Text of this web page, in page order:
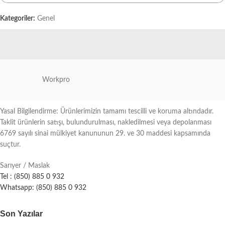
Kategoriler: Genel
Workpro
Yasal Bilgilendirme: Ürünlerimizin tamamı tescilli ve koruma altındadır.
Taklit ürünlerin satışı, bulundurulması, nakledilmesi veya depolanması
6769 sayılı sinai mülkiyet kanununun 29. ve 30 maddesi kapsamında
suçtur.
Sarıyer / Maslak
Tel : (850) 885 0 932
Whatsapp: (850) 885 0 932
Son Yazılar